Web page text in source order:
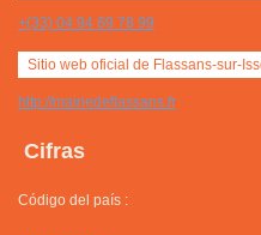
+(33) 04 94 69 78 99
Sitio web oficial de Flassans-sur-
http://mairiedeflassans.fr
Cifras
Código del país :